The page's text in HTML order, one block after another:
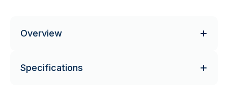
Overview
Specifications